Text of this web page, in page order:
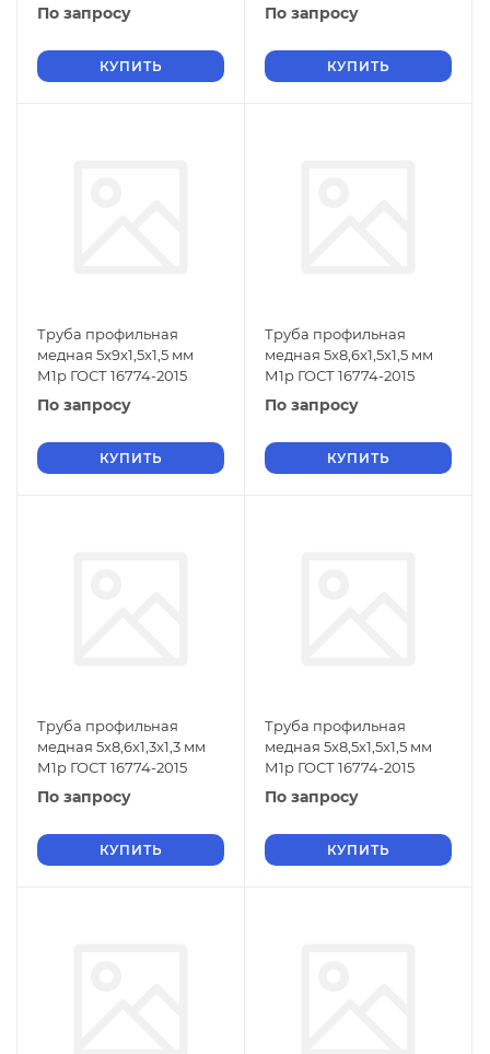
По запросу
КУПИТЬ
По запросу
КУПИТЬ
Труба профильная
медная 5x9x1,5x1,5 мм
М1р ГОСТ 16774-2015
По запросу
КУПИТЬ
Труба профильная
медная 5x8,6x1,5x1,5 мм
М1р ГОСТ 16774-2015
По запросу
КУПИТЬ
Труба профильная
медная 5x8,6x1,3x1,3 мм
М1р ГОСТ 16774-2015
По запросу
КУПИТЬ
Труба профильная
медная 5x8,5x1,5x1,5 мм
М1р ГОСТ 16774-2015
По запросу
КУПИТЬ